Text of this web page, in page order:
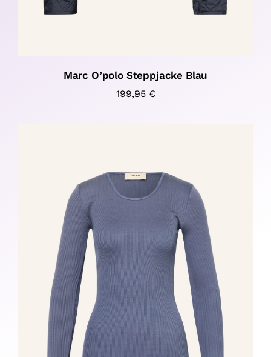
Marc O’polo Steppjacke Blau
199,95 €